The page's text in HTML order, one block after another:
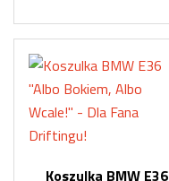
Koszulka BMW E36